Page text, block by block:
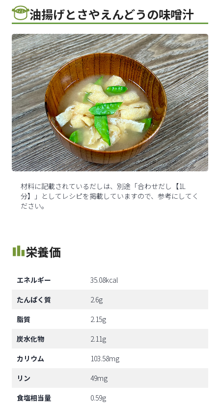
油揚げとさやえんどうの味噌汁
材料に記載されているだしは、別途「合わせだし【1L
分】」としてレシピを掲載していますので、参考にしてく
ださい。
栄養価
エネルギー
35.08kcal
たんぱく質
2.6g
脂質
2.15g
炭水化物
2.11g
カリウム
103.58mg
リン
49mg
食塩相当量
0.59g